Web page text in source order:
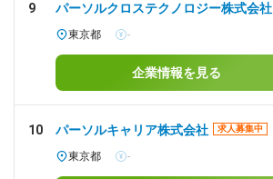
9 パーソルクロステクノロジー株式会社
東京都 -
企業情報を見る
10 パーソルキャリア株式会社 求人募集中
東京都 -